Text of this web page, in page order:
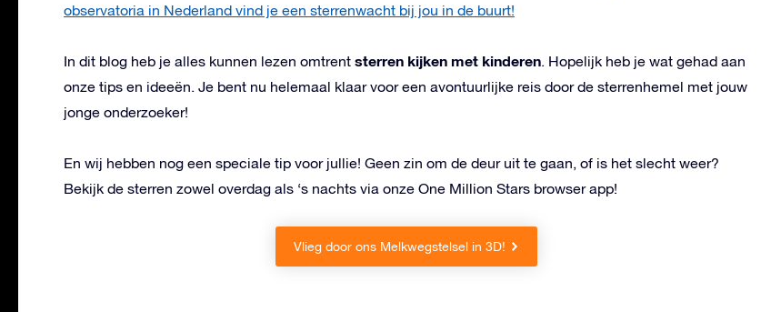
observatoria in Nederland vind je een sterrenwacht bij jou in de buurt!
In dit blog heb je alles kunnen lezen omtrent sterren kijken met kinderen. Hopelijk heb je wat gehad aan
onze tips en ideeën. Je bent nu helemaal klaar voor een avontuurlijke reis door de sterrenhemel met jouw
jonge onderzoeker!
En wij hebben nog een speciale tip voor jullie! Geen zin om de deur uit te gaan, of is het slecht weer?
Bekijk de sterren zowel overdag als ‘s nachts via onze One Million Stars browser app!
Vlieg door ons Melkwegstelsel in 3D!